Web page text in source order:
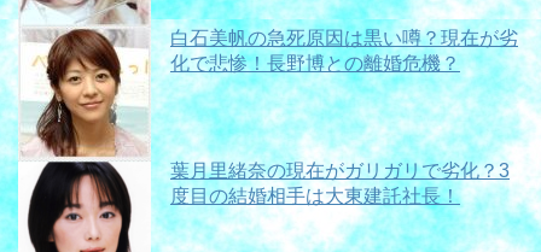
白石美帆の急死原因は黒い噂？現在が劣
化で悲惨！長野博との離婚危機？
葉月里緒奈の現在がガリガリで劣化？3
度目の結婚相手は大東建託社長！